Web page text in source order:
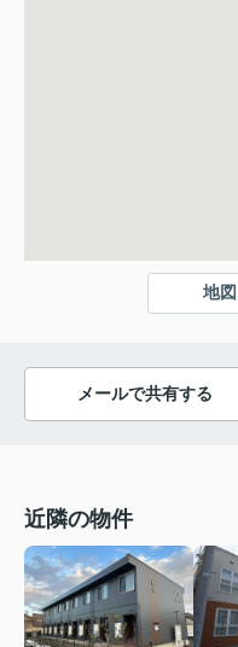
地
メールで共有する
近隣の物件